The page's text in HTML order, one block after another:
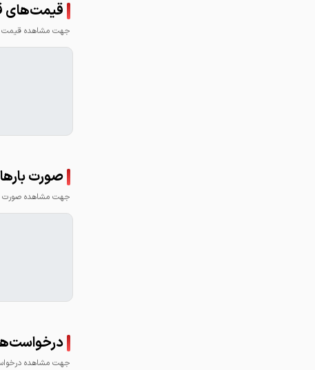
قیمت‌های
جهت مشاهده قیمت
صورت
جهت مشاهده صورت
جهت مشاهده